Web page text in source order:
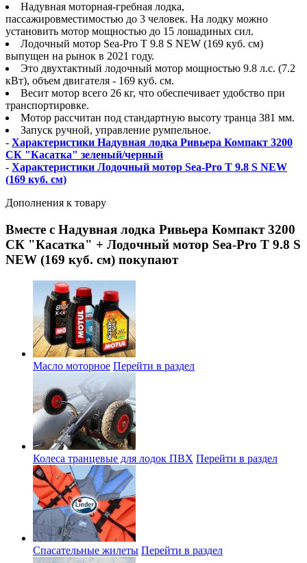
Надувная моторная-гребная лодка,
пассажировместимостью до 3 человек. На лодку можно
установить мотор мощностью до 15 лошадиных сил.
Лодочный мотор Sea-Pro T 9.8 S NEW (169 куб. см)
выпущен на рынок в 2021 году.
Это двухтактный лодочный мотор мощностью 9.8 л.с. (7.2
кВт), объем двигателя - 169 куб. см.
Весит мотор всего 26 кг, что обеспечивает удобство при
транспортировке.
Мотор рассчитан под стандартную высоту транца 381 мм.
Запуск ручной, управление румпельное.
- Характеристики Надувная лодка Ривьера Компакт 3200
СК "Касатка" зеленый/черный
- Характеристики Лодочный мотор Sea-Pro T 9.8 S NEW
(169 куб. см)
Дополнения к товару
Вместе с Надувная лодка Ривьера Компакт 3200
СК "Касатка" + Лодочный мотор Sea-Pro T 9.8 S
NEW (169 куб. см) покупают
Масло моторное Перейти в раздел
Колеса транцевые для лодок ПВХ Перейти в раздел
Спасательные жилеты Перейти в раздел